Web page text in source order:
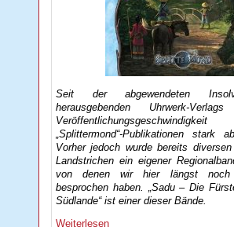
Seit der abgewendeten
herausgebenden Uhrwerk-
„Splittermond“-Publikationen stark
Vorher jedoch wurde bereits
Landstrichen ein eigener
von denen wir hier längst
besprochen haben. „Sadu – Die
Südlande“ ist einer dieser Bände.
Weiterlesen